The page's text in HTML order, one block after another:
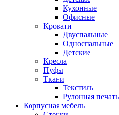
Кухонные
Офисные
Кровати
Двуспальные
Односпальные
Детские
Кресла
Пуфы
Ткани
Текстиль
Рулонная печать
Корпусная мебель